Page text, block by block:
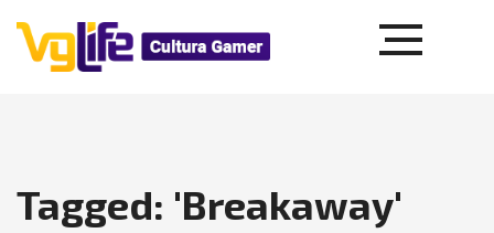
Tagged: 'Breakaway'